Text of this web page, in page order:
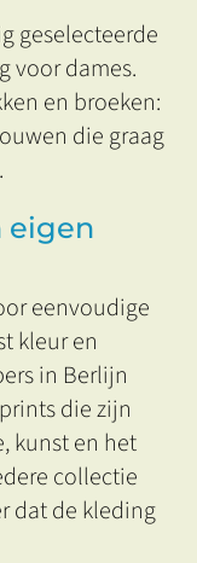
geselecteerde
voor dames.
en broeken:
die graag
eigen
eenvoudige
kleur en
in Berlijn
die zijn
kunst en het
collectie
dat de kleding